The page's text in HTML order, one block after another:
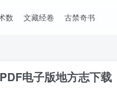
数 文藏经卷 古禁奇书
电子版地方志下载